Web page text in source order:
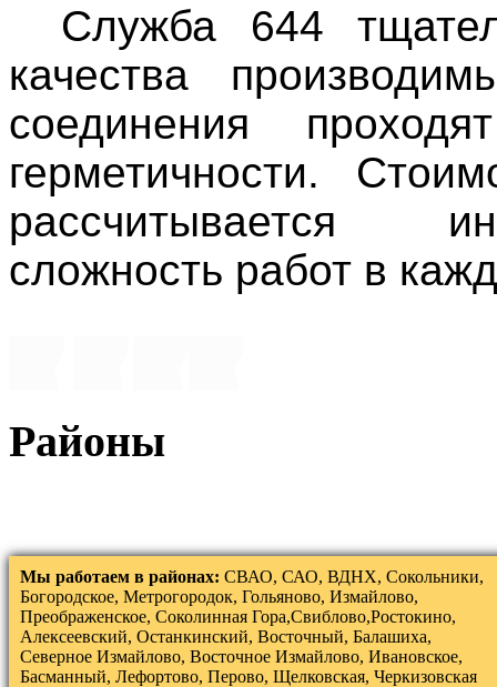
Служба 644
качества
соединения
герметичности.
рассчитывается
сложность работ в
Районы
Мы работаем в районах: СВАО, САО, ВДНХ, Сокольники,
Богородское, Метрогородок, Гольяново, Измайлово,
Преображенское, Соколинная Гора,Свиблово,Ростокино,
Алексеевский, Останкинский, Восточный, Балашиха,
Северное Измайлово, Восточное Измайлово, Ивановское,
Басманный, Лефортово, Перово, Щелковская, Черкизовская